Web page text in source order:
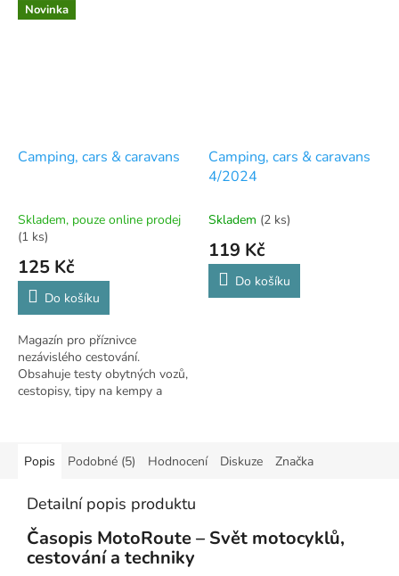
Novinka
Camping, cars & caravans
Skladem, pouze online prodej
(1 ks)
125 Kč
Do košíku
Magazín pro příznivce
nezávislého cestování.
Obsahuje testy obytných vozů,
cestopisy, tipy na kempy a
Camping, cars & caravans
4/2024
Skladem (2 ks)
119 Kč
Do košíku
Popis Podobné (5) Hodnocení Diskuze Značka
Detailní popis produktu
Časopis MotoRoute – Svět motocyklů,
cestování a techniky